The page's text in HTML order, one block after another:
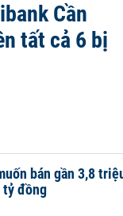
Cần
tất cả 6 bị
bán gần 3,8
tỷ đồng